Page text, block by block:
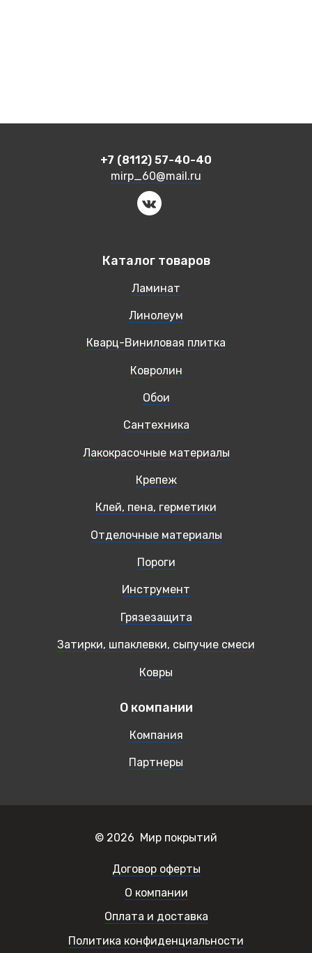
+7 (8112) 57-40-40
mirp_60@mail.ru
Каталог товаров
Ламинат
Линолеум
Кварц-Виниловая плитка
Ковролин
Обои
Сантехника
Лакокрасочные материалы
Крепеж
Клей, пена, герметики
Отделочные материалы
Пороги
Инструмент
Грязезащита
Затирки, шпаклевки, сыпучие смеси
Ковры
О компании
Компания
Партнеры
© 2026 Мир покрытий
Договор оферты
О компании
Оплата и доставка
Политика конфиденциальности